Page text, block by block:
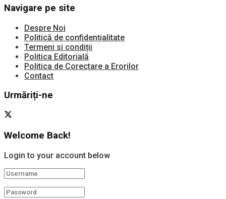
Navigare pe site
Despre Noi
Politică de confidențialitate
Termeni si condiții
Politica Editorială
Politica de Corectare a Erorilor
Contact
Urmăriți-ne
Welcome Back!
Login to your account below